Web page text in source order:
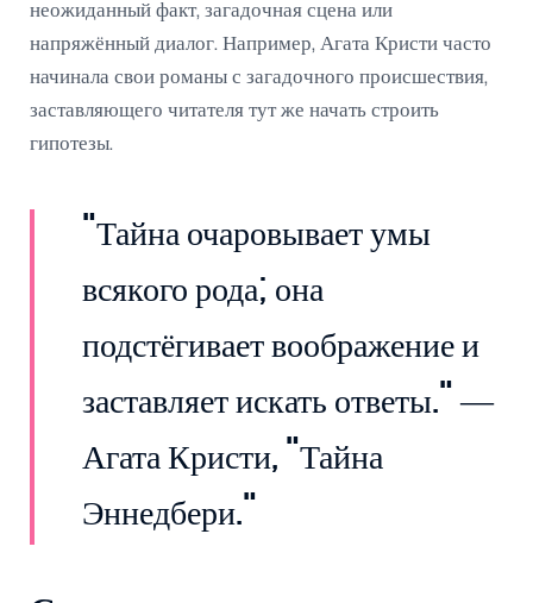
неожиданный факт, загадочная сцена или
напряжённый диалог. Например, Агата Кристи часто
начинала свои романы с загадочного происшествия,
заставляющего читателя тут же начать строить
гипотезы.
"Тайна очаровывает умы
всякого рода; она
подстёгивает воображение и
заставляет искать ответы." —
Агата Кристи, "Тайна
Эннедбери."